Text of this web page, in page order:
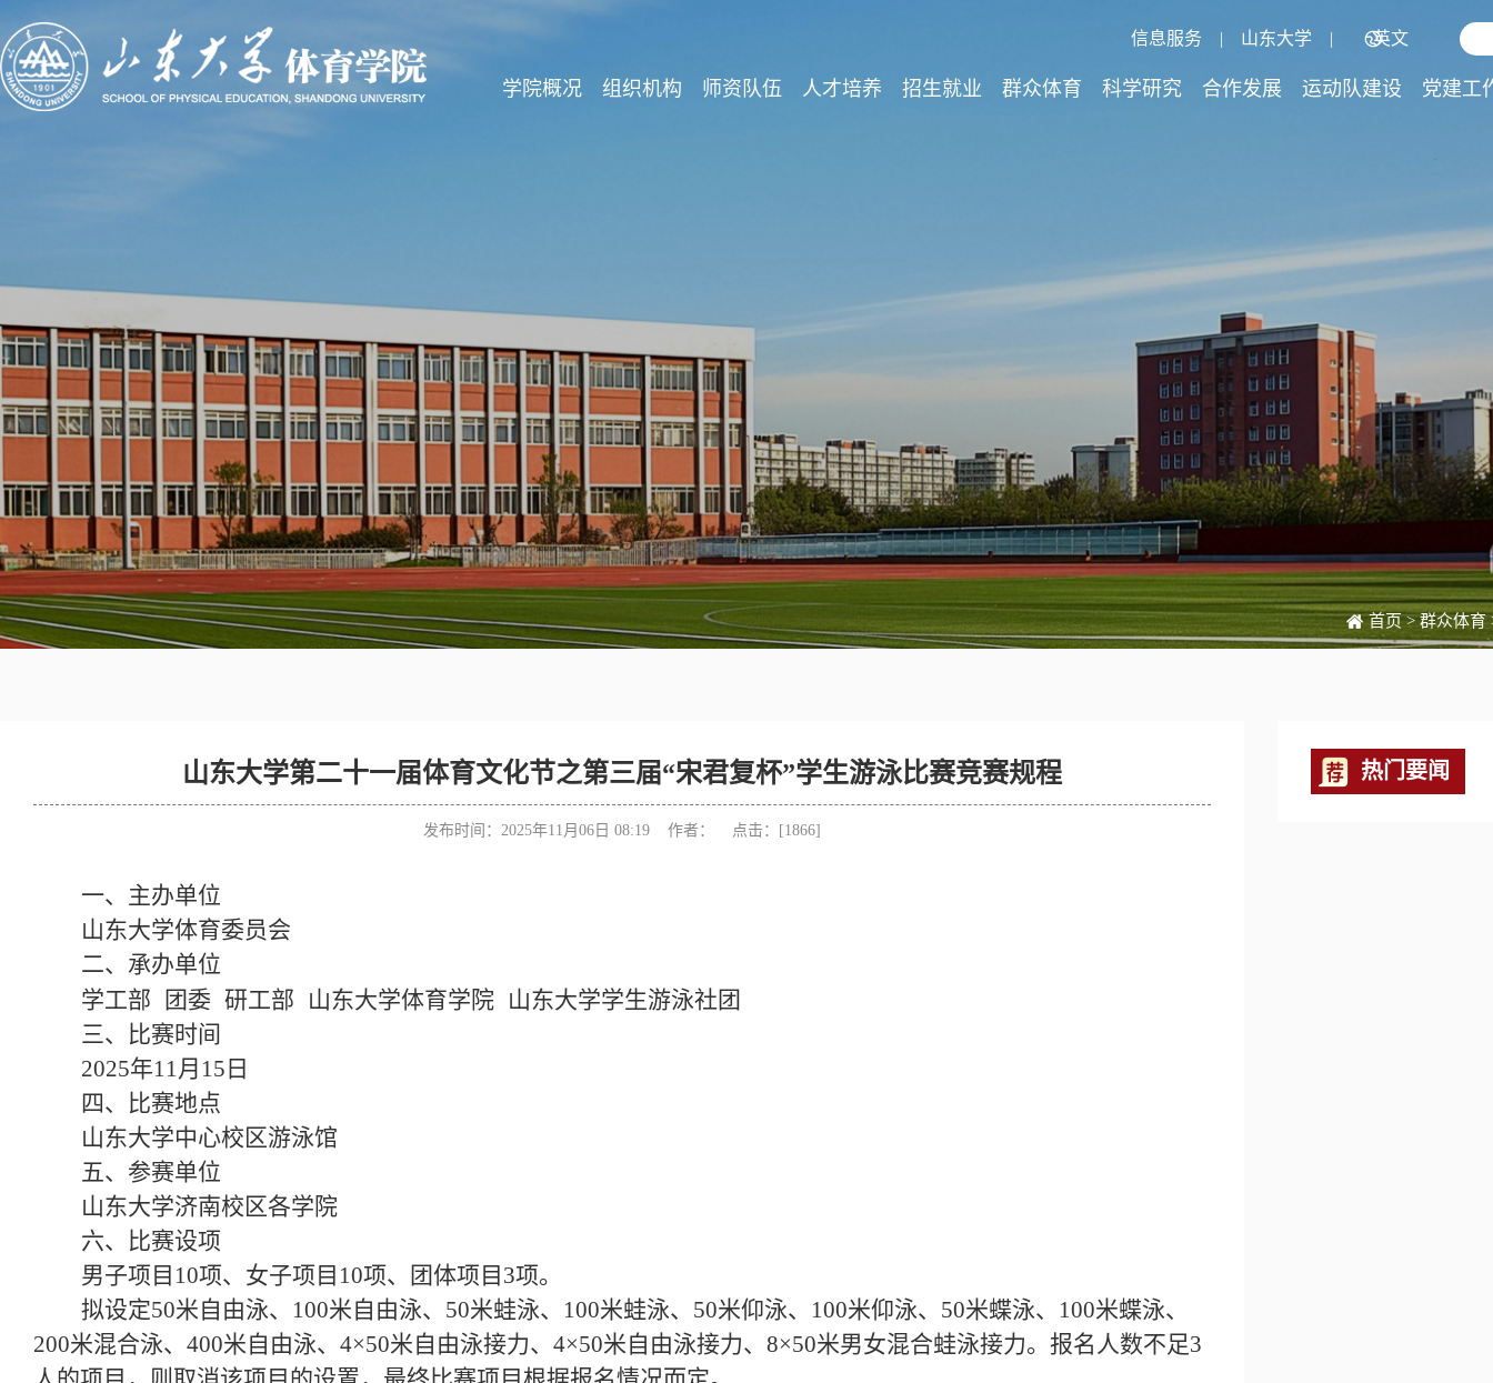
信息服务 | 山东大学 |英文
学院概况 组织机构 师资队伍 人才培养 招生就业 群众体育 科学研究 合作发展 运动队建设 党建工
首页>群众体育
山东大学第二十一届体育文化节之第三届“宋君复杯”学生游泳比赛竞赛规程
发布时间：2025年11月06日 08:19 作者： 点击：[1866]
一、主办单位
山东大学体育委员会
二、承办单位
学工部
团委 研工部 山东大学体育学院 山东大学学生游泳社团
三、比赛时间
2025年11月15日
四、比赛地点
山东大学中心校区游泳馆
五、参赛单位
山东大学济南校区各学院
六、比赛设项
男子项目10项、女子项目10项、团体项目3项。
拟设定50米自由泳、100米自由泳、50米蛙泳、100米蛙泳、50米仰泳、100米仰泳、50米蝶泳、100米蝶泳、
200米混合泳、400米自由泳、4×50米自由泳接力、 4×50米自由泳接力、 8×50米男女混合蛙泳接力。报名人数不足3
热门要闻